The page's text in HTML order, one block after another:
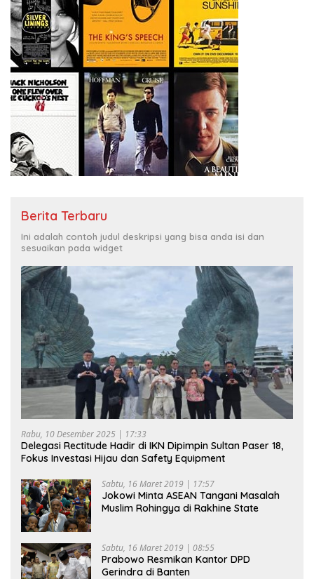
Berita Terbaru
Ini adalah contoh judul deskripsi yang bisa anda isi dan
sesuaikan pada widget
Rabu, 10 Desember 2025 | 17:33
Delegasi Rectitude Hadir di IKN Dipimpin Sultan Paser 18,
Fokus Investasi Hijau dan Safety Equipment
Sabtu, 16 Maret 2019 | 17:57
Jokowi Minta ASEAN Tangani Masalah
Muslim Rohingya di Rakhine State
Sabtu, 16 Maret 2019 | 08:55
Prabowo Resmikan Kantor DPD
Gerindra di Banten